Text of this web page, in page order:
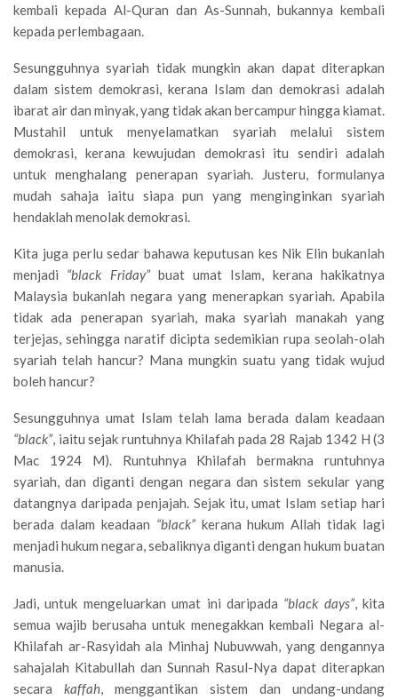
kembali kepada Al-Quran dan As-Sunnah, bukannya kembali
kepada perlembagaan.
Sesungguhnya syariah tidak mungkin akan dapat diterapkan
dalam sistem demokrasi, kerana Islam dan demokrasi adalah
ibarat air dan minyak, yang tidak akan bercampur hingga kiamat.
Mustahil untuk menyelamatkan syariah melalui sistem
demokrasi, kerana kewujudan demokrasi itu sendiri adalah
untuk menghalang penerapan syariah. Justeru, formulanya
mudah sahaja iaitu siapa pun yang menginginkan syariah
hendaklah menolak demokrasi.
Kita juga perlu sedar bahawa keputusan kes Nik Elin bukanlah
menjadi “black Friday”buat umat Islam, kerana hakikatnya
Malaysia bukanlah negara yang menerapkan syariah. Apabila
tidak ada penerapan syariah, maka syariah manakah yang
terjejas, sehingga naratif dicipta sedemikian rupa seolah-olah
syariah telah hancur? Mana mungkin suatu yang tidak wujud
boleh hancur?
Sesungguhnya umat Islam telah lama berada dalam keadaan
“black”, iaitu sejak runtuhnya Khilafah pada 28 Rajab 1342 H (3
Mac 1924 M). Runtuhnya Khilafah bermakna runtuhnya
syariah, dan diganti dengan negara dan sistem sekular yang
datangnya daripada penjajah. Sejak itu, umat Islam setiap hari
berada dalam keadaan “black”kerana hukum Allah tidak lagi
menjadi hukum negara, sebaliknya diganti dengan hukum buatan
manusia.
Jadi, untuk mengeluarkan umat ini daripada “black days”, kita
semua wajib berusaha untuk menegakkan kembali Negara al-
Khilafah ar-Rasyidah ala Minhaj Nubuwwah, yang dengannya
sahajalah Kitabullah dan Sunnah Rasul-Nya dapat diterapkan
secara kaffah, menggantikan sistem dan undang-undang